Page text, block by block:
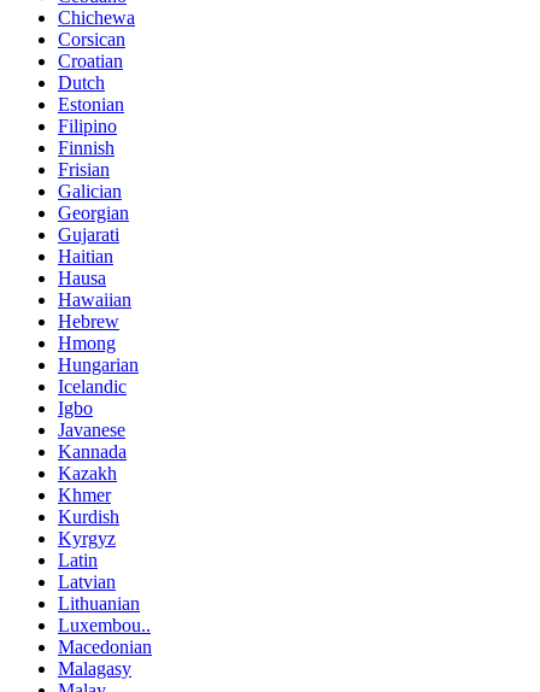
Chichewa
Corsican
Croatian
Dutch
Estonian
Filipino
Finnish
Frisian
Galician
Georgian
Gujarati
Haitian
Hausa
Hawaiian
Hebrew
Hmong
Hungarian
Icelandic
Igbo
Javanese
Kannada
Kazakh
Khmer
Kurdish
Kyrgyz
Latin
Latvian
Lithuanian
Luxembou..
Macedonian
Malagasy